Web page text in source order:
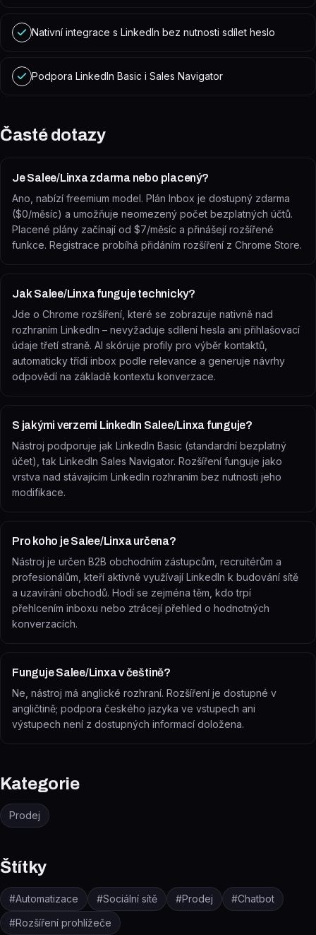
Nativní integrace s LinkedIn bez nutnosti sdílet heslo
Podpora LinkedIn Basic i Sales Navigator
Časté dotazy
Je Salee/Linxa zdarma nebo placený?
Ano, nabízí freemium model. Plán Inbox je dostupný zdarma
($0/měsíc) a umožňuje neomezený počet bezplatných účtů.
Placené plány začínají od $7/měsíc a přinášejí rozšířené
funkce. Registrace probíhá přidáním rozšíření z Chrome Store.
Jak Salee/Linxa funguje technicky?
Jde o Chrome rozšíření, které se zobrazuje nativně nad
rozhraním LinkedIn – nevyžaduje sdílení hesla ani přihlašovací
údaje třetí straně. AI skóruje profily pro výběr kontaktů,
automaticky třídí inbox podle relevance a generuje návrhy
odpovědí na základě kontextu konverzace.
S jakými verzemi LinkedIn Salee/Linxa funguje?
Nástroj podporuje jak LinkedIn Basic (standardní bezplatný
účet), tak LinkedIn Sales Navigator. Rozšíření funguje jako
vrstva nad stávajícím LinkedIn rozhraním bez nutnosti jeho
modifikace.
Pro koho je Salee/Linxa určena?
Nástroj je určen B2B obchodním zástupcům, recruitérům a
profesionálům, kteří aktivně využívají LinkedIn k budování sítě
a uzavírání obchodů. Hodí se zejména těm, kdo trpí
přehlcením inboxu nebo ztrácejí přehled o hodnotných
konverzacích.
Funguje Salee/Linxa v češtině?
Ne, nástroj má anglické rozhraní. Rozšíření je dostupné v
angličtině; podpora českého jazyka ve vstupech ani
výstupech není z dostupných informací doložena.
Kategorie
Prodej
Štítky
#Automatizace #Sociální sítě #Prodej #Chatbot
#Rozšíření prohlížeče